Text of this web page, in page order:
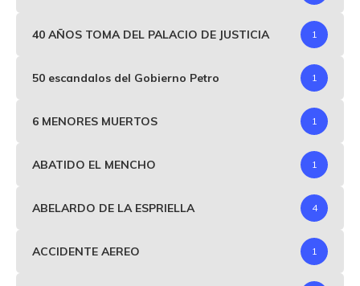
40 AÑOS TOMA DEL PALACIO DE JUSTICIA 1
50 escandalos del Gobierno Petro 1
6 MENORES MUERTOS 1
ABATIDO EL MENCHO 1
ABELARDO DE LA ESPRIELLA 4
ACCIDENTE AEREO 1